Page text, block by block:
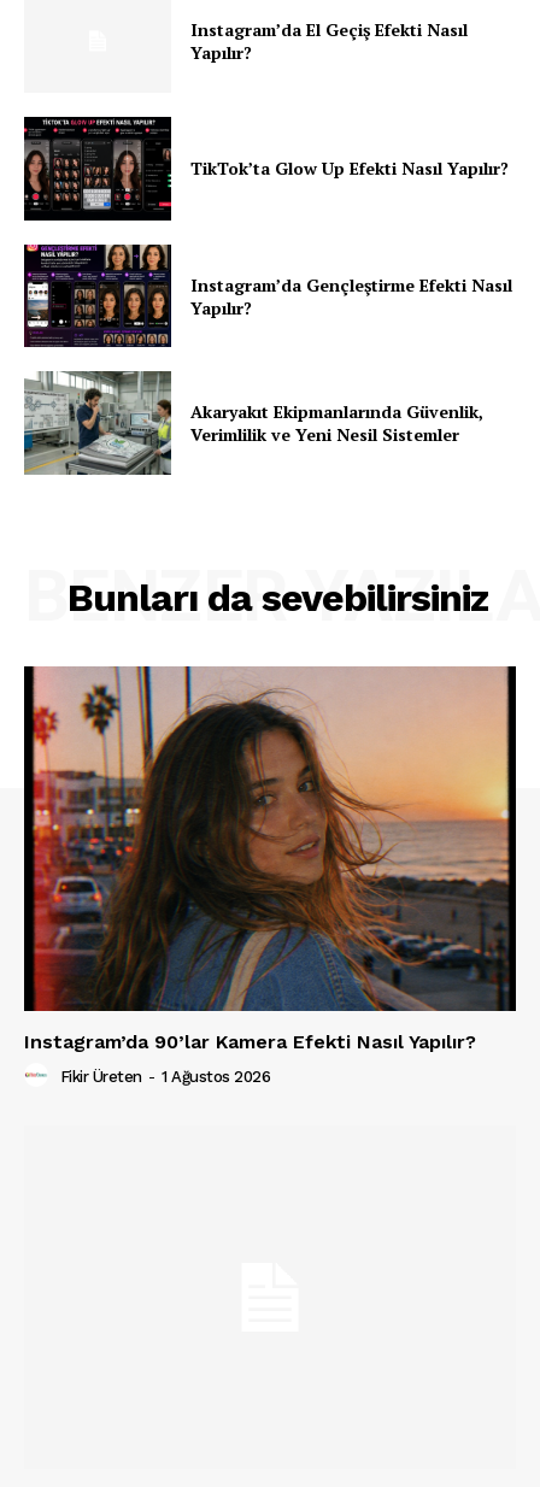
Instagram’da El Geçiş Efekti Nasıl
Yapılır?
TikTok’ta Glow Up Efekti Nasıl Yapılır?
Instagram’da Gençleştirme Efekti Nasıl
Yapılır?
Akaryakıt Ekipmanlarında Güvenlik,
Verimlilik ve Yeni Nesil Sistemler
Bunları da sevebilirsiniz
BENZER
Instagram’da 90’lar Kamera Efekti Nasıl Yapılır?
Fikir Üreten - 1 Ağustos 2026